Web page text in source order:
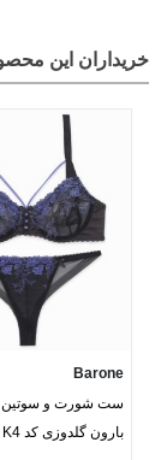
خریداران این
Barone
ست شورت و سوتین
بارون گلدوزی کد K4